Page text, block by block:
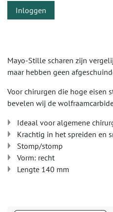
Inloggen
Mayo-Stille scharen zijn
maar hebben geen
Voor chirurgen die hoge eisen
bevelen wij de
Ideaal voor algemene
Krachtig in het spreiden en
Stomp/stomp
Vorm: recht
Lengte 140 mm